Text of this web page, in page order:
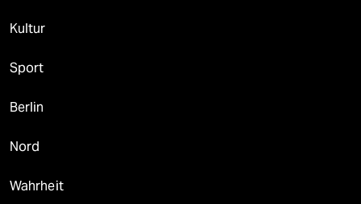
Kultur
Sport
Berlin
Nord
Wahrheit